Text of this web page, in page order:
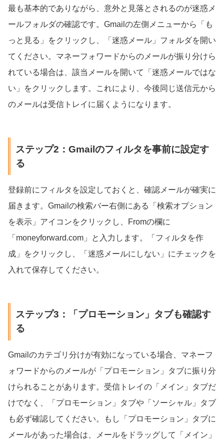
最も基本的でありながら、意外と見落とされるのが迷惑メ
ールフォルダの確認です。Gmailの左側メニューから「も
っと見る」をクリックし、「迷惑メール」フォルダを開い
てください。マネーフォワードからのメールが振り分けら
れている場合は、該当メールを開いて「迷惑メールではな
い」をクリックします。これにより、今後同じ送信元から
のメールは受信トレイに届くようになります。
ステップ2：Gmailのフィルタを事前に設定す
る
登録前にフィルタを設定しておくと、確認メールが確実に
届きます。Gmailの検索バー右側にある「検索オプション
を表示」アイコンをクリックし、Fromの欄に
「moneyforward.com」と入力します。「フィルタを作
成」をクリックし、「迷惑メールにしない」にチェックを
入れて保存してください。
ステップ3：「プロモーション」タブも確認す
る
Gmailのカテゴリ分けが有効になっている場合、マネーフ
ォワードからのメールが「プロモーション」タブに振り分
けられることがあります。受信トレイの「メイン」タブだ
けでなく、「プロモーション」タブや「ソーシャル」タブ
も必ず確認してください。もし「プロモーション」タブに
メールがあった場合は、メールをドラッグして「メイン」